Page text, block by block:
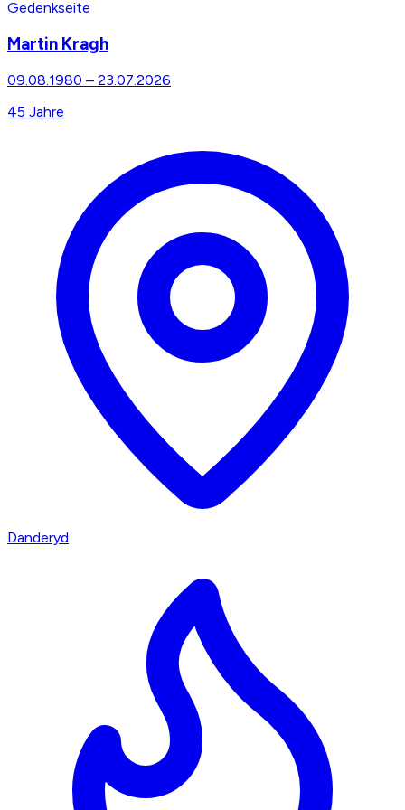
Gedenkseite
Martin Kragh
09.08.1980 – 23.07.2026
45 Jahre
Danderyd